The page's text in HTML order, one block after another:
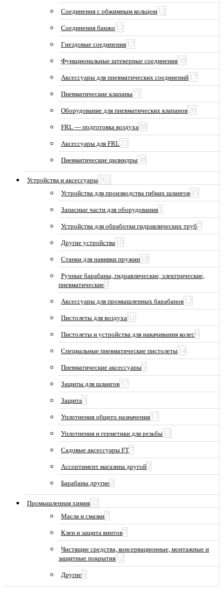
Соединения с обжимным кольцом 12
Соединения банжо 12
Гнездовые соединения 17
Функциональные штекерные соединения38
Аксессуары для пневматических соединений 17
Пневматические клапаны71
Оборудование для пневматических клапанов26
FRL — подготовка воздуха88
Аксессуары для FRL22
Пневматические цилиндры38
Устройства и аксессуары262
Устройства для производства гибких шлангов45
Запасные части для оборудования 1
Устройства для обработки гидравлических труб 7
Другие устройства 10
Станки для навивки пружин 18
Ручные барабаны, гидравлические, электрические,
пневматические2
Аксессуары для промышленных барабанов 12
Пистолеты для воздуха61
Пистолеты и устройства для накачивания колес6
Специальные пневматические пистолеты 14
Пневматические аксессуары5
Защиты для шлангов37
Защита3
Уплотнения общего назначения 17
Уплотнения и герметики для резьбы 13
Садовые аксессуары FT7
Ассортимент магазина другой2
Барабаны другие2
Промышленная химия32
Масла и смазки7
Клеи и защита винтов7
Чистящие средства, консервационные, монтажные и
защитные покрытия 12
Другие6